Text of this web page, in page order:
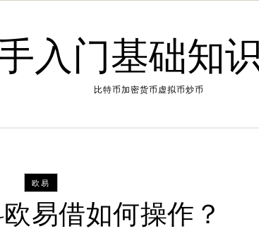
入门基础知
比特币加密货币虚拟币炒币
欧易
易借如何操作？